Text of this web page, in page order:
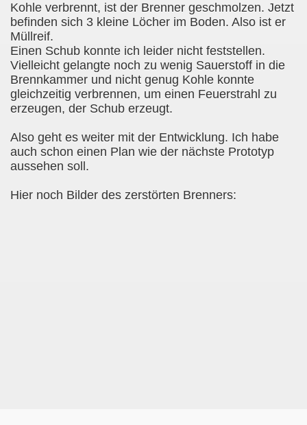
Kohle verbrennt, ist der Brenner geschmolzen. Jetzt
befinden sich 3 kleine Löcher im Boden. Also ist er
Müllreif.
Einen Schub konnte ich leider nicht feststellen.
Vielleicht gelangte noch zu wenig Sauerstoff in die
Brennkammer und nicht genug Kohle konnte
gleichzeitig verbrennen, um einen Feuerstrahl zu
erzeugen, der Schub erzeugt.
Also geht es weiter mit der Entwicklung. Ich habe
auch schon einen Plan wie der nächste Prototyp
aussehen soll.
Hier noch Bilder des zerstörten Brenners: